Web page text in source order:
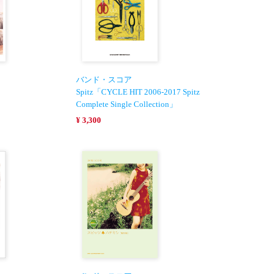
バンド・スコア
Spitz「CYCLE HIT 2006-2017 Spitz
Complete Single Collection」
¥ 3,300